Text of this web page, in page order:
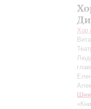
Хор